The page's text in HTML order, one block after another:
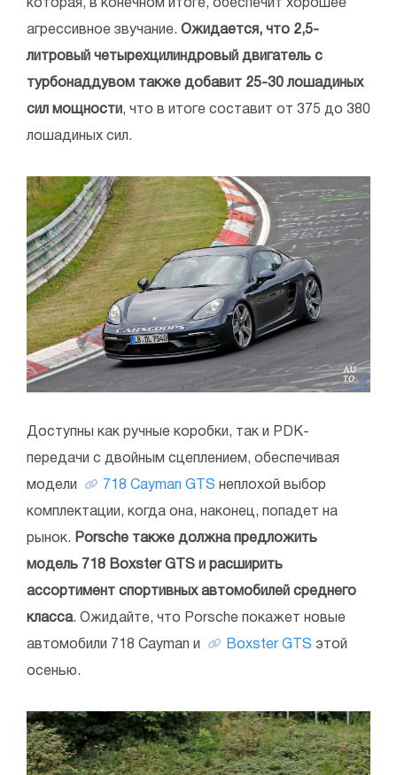
которая, в конечном итоге, обеспечит хорошее
агрессивное звучание. Ожидается, что 2,5-
литровый четырехцилиндровый двигатель с
турбонаддувом также добавит 25-30 лошадиных
сил мощности, что в итоге составит от 375 до 380
лошадиных сил.
Доступны как ручные коробки, так и PDK-
передачи с двойным сцеплением, обеспечивая
модели 718 Cayman GTS неплохой выбор
комплектации, когда она, наконец, попадет на
рынок. Porsche также должна предложить
модель 718 Boxster GTS и расширить
ассортимент спортивных автомобилей среднего
класса. Ожидайте, что Porsche покажет новые
автомобили 718 Cayman и Boxster GTS этой
осенью.